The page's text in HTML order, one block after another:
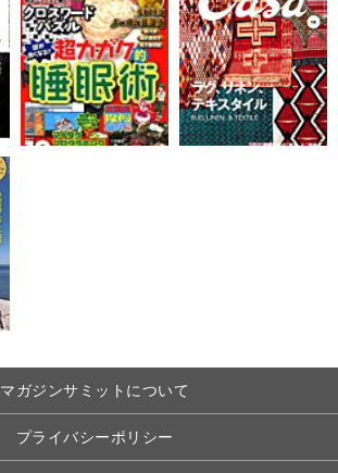
マガジンサミットについて
プライバシーポリシー